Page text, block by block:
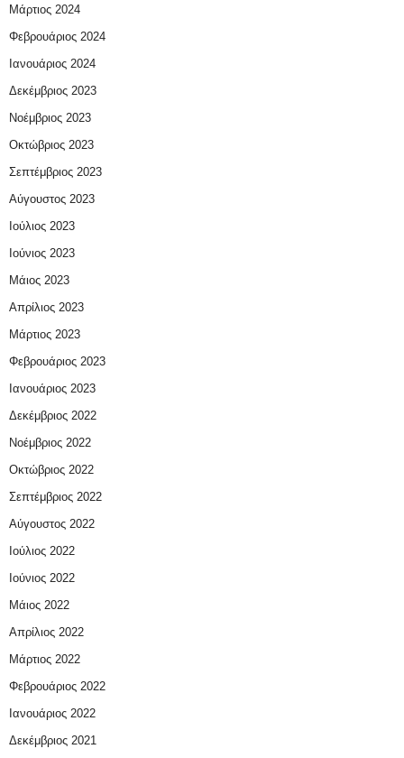
Μάρτιος 2024
Φεβρουάριος 2024
Ιανουάριος 2024
Δεκέμβριος 2023
Νοέμβριος 2023
Οκτώβριος 2023
Σεπτέμβριος 2023
Αύγουστος 2023
Ιούλιος 2023
Ιούνιος 2023
Μάιος 2023
Απρίλιος 2023
Μάρτιος 2023
Φεβρουάριος 2023
Ιανουάριος 2023
Δεκέμβριος 2022
Νοέμβριος 2022
Οκτώβριος 2022
Σεπτέμβριος 2022
Αύγουστος 2022
Ιούλιος 2022
Ιούνιος 2022
Μάιος 2022
Απρίλιος 2022
Μάρτιος 2022
Φεβρουάριος 2022
Ιανουάριος 2022
Δεκέμβριος 2021